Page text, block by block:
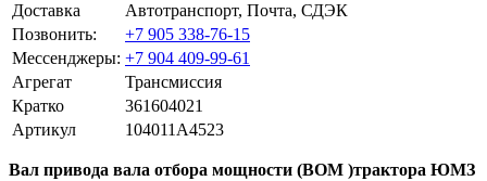
Доставка
Автотранспорт, Почта, СДЭК
Позвонить:
+7 905 338-76-15
Мессенджеры: +7 904 409-99-61
Агрегат
Трансмиссия
Кратко
361604021
Артикул
104011A4523
Вал привода вала отбора мощности (ВОМ )трактора ЮМЗ